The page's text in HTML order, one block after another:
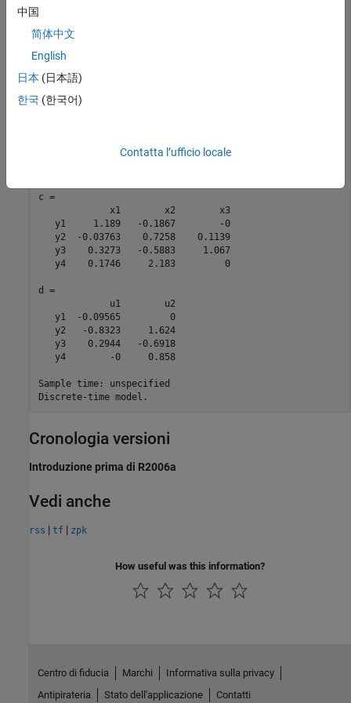
sys = drss(3,4,2)
a =
            x1       x2       x3
   x1   0.4766   0.1102  -0.7222
   x2   0.1102   0.9115   0.1628
   x2       -0       -0
c =
             x1        x2        x3
   y1     1.189   -0.1867        -0
   y2  -0.03763    0.7258    0.1139
   y3    0.3273   -0.5883     1.067
   y4    0.1746     2.183         0
d =
             u1        u2
   y1  -0.09565         0
   y2   -0.8323     1.624
   y3    0.2944   -0.6918
   y4        -0     0.858
Sample time: unspecified
Discrete-time model.
Cronologia versioni
Introduzione prima di R2006a
Vedi anche
rss | tf | zpk
How useful was this information?
中国
简体中文
English
日本 (日本語)
한국 (한국어)
Contatta l’ufficio locale
Centro di fiducia Marchi
Informativa sulla privacy
Antipirateria
Stato dell'applicazione Contatti